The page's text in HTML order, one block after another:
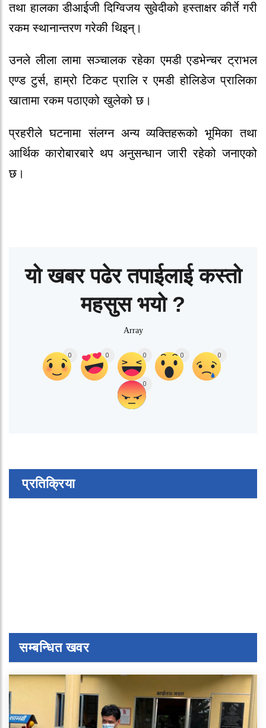
तथा हालका डीआईजी दिग्विजय सुवेदीको हस्ताक्षर कीर्ते गरी
रकम स्थानान्तरण गरेकी थिइन्।
उनले लीला लामा सञ्चालक रहेका एमडी एडभेन्चर ट्राभल
एण्ड टुर्स, हाम्रो टिकट प्रालि र एमडी होलिडेज प्रालिका
खातामा रकम पठाएको खुलेको छ।
प्रहरीले घटनामा संलग्न अन्य व्यक्तिहरूको भूमिका तथा
आर्थिक कारोबारबारे थप अनुसन्धान जारी रहेको जनाएको
छ।
यो खबर पढेर तपाईलाई कस्तो
महसुस भयो ?
Array
0 0 0 0 0
0
प्रतिक्रिया
सम्बन्धित खवर